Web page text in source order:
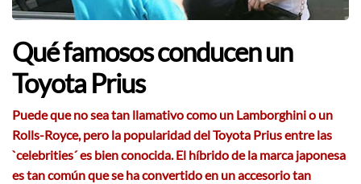
Qué famosos conducen un
Toyota Prius
Puede que no sea tan llamativo como un Lamborghini o un
Rolls-Royce, pero la popularidad del Toyota Prius entre las
`celebrities´ es bien conocida. El híbrido de la marca japonesa
es tan común que se ha convertido en un accesorio tan